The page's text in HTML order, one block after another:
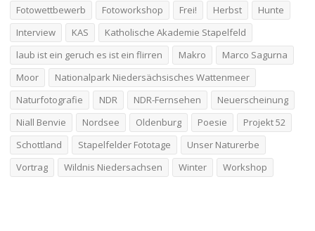
Fotowettbewerb
Fotoworkshop Frei! Herbst
Hunte
Interview
KAS
Katholische Akademie Stapelfeld
laub ist ein geruch es ist ein flirren
Makro
Marco Sagurna
Moor
Nationalpark Niedersächsisches Wattenmeer
Naturfotografie
NDR NDR-Fernsehen
Neuerscheinung
Niall Benvie
Nordsee Oldenburg Poesie
Projekt 52
Schottland
Stapelfelder Fototage
Unser Naturerbe
Vortrag
Wildnis Niedersachsen Winter Workshop